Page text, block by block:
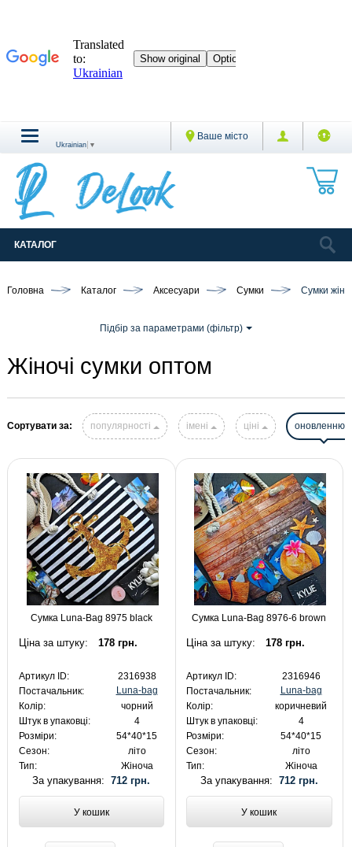
Ваше місто
Ukrainian ▼
КАТАЛОГ
Головна Каталог Аксесуари Сумки Сумки
Підбір за параметрами (фільтр)
Жіночі сумки оптом
Сортувати за: популярності імені ціні оновленню
Сумка Luna-Bag 8975 black
Ціна за штуку: 178 грн.
Артикул ID:
2316938
Постачальник:
Luna-bag
Колір:
чорний
Штук в упаковці:
4
Розміри:
54*40*15
Сезон:
літо
Тип:
Жіноча
За упакування:712 грн.
У кошик
Сумка Luna-Bag 8976-6 brown
Ціна за штуку: 178 грн.
Артикул ID:
2316946
Постачальник:
Luna-bag
Колір:
коричневий
Штук в упаковці:
4
Розміри:
54*40*15
Сезон:
літо
Тип:
Жіноча
За упакування: 712 грн.
У кошик